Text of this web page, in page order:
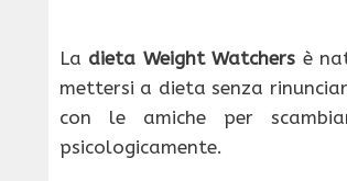
La dieta Weight Watchers è
mettersi a dieta senza
con le amiche per
psicologicamente.